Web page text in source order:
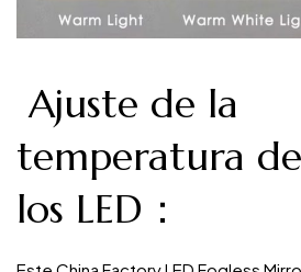
Ajuste de la
temperatura
los LED：